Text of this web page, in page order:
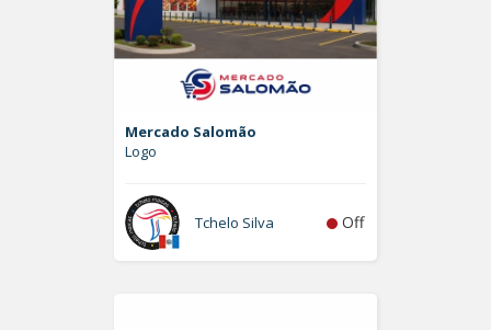
Mercado Salomão
Logo
Tchelo Silva Off